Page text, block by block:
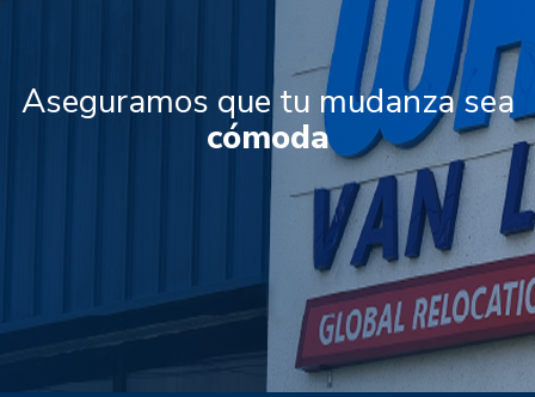
Aseguramos que tu mudanza sea
cómoda
fácil